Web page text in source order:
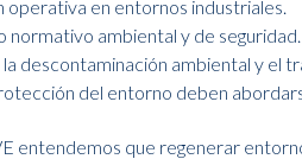
operativa en entornos industriales.
normativo ambiental y de seguridad.
descontaminación ambiental y el
del entorno deben
entendemos que regenerar